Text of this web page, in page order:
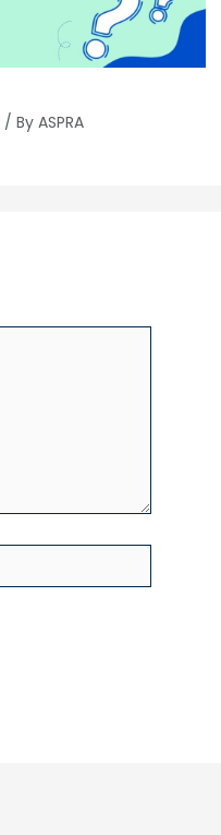
/ By ASPRA